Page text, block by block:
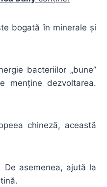
bogată în minerale și
bacteriilor „bune”
menține dezvoltarea.
chineză, această
asemenea, ajută la